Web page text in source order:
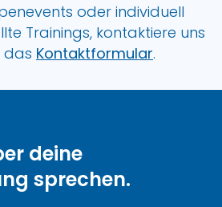
oder individuell
Trainings, kontaktiere uns
das Kontaktformular.
deine
sprechen.